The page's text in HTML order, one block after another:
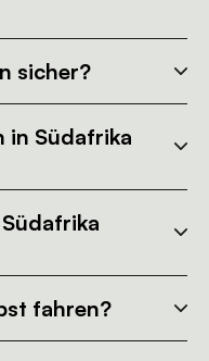
sicher?
in Südafrika
fahren?